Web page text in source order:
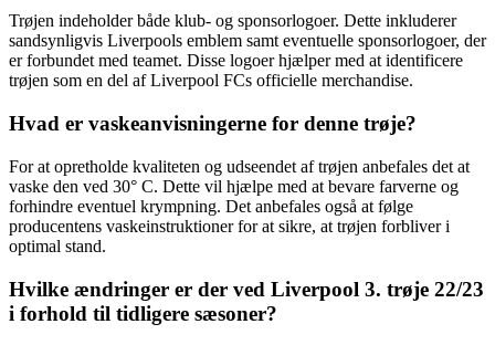
Trøjen indeholder både klub- og sponsorlogoer. Dette inkluderer
sandsynligvis Liverpools emblem samt eventuelle sponsorlogoer, der
er forbundet med teamet. Disse logoer hjælper med at identificere
trøjen som en del af Liverpool FCs officielle merchandise.
Hvad er vaskeanvisningerne for denne trøje?
For at opretholde kvaliteten og udseendet af trøjen anbefales det at
vaske den ved 30° C. Dette vil hjælpe med at bevare farverne og
forhindre eventuel krympning. Det anbefales også at følge
producentens vaskeinstruktioner for at sikre, at trøjen forbliver i
optimal stand.
Hvilke ændringer er der ved Liverpool 3. trøje 22/23
i forhold til tidligere sæsoner?